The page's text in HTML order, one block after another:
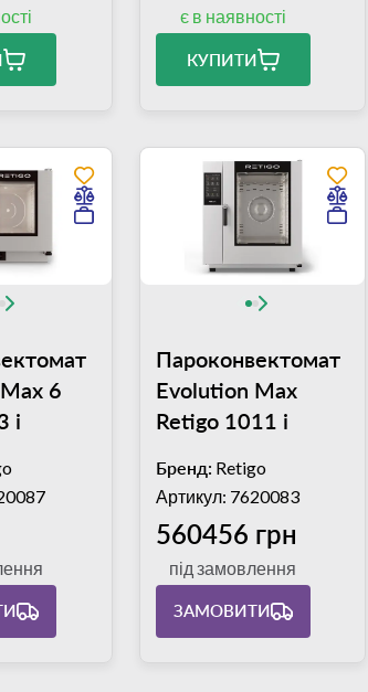
є в наявності
КУПИТИ
6
i
Пароконвектомат
Evolution Max
Retigo 1011 i
Бренд: Retigo
Артикул: 7620083
560456 грн
під замовлення
ЗАМОВИТИ